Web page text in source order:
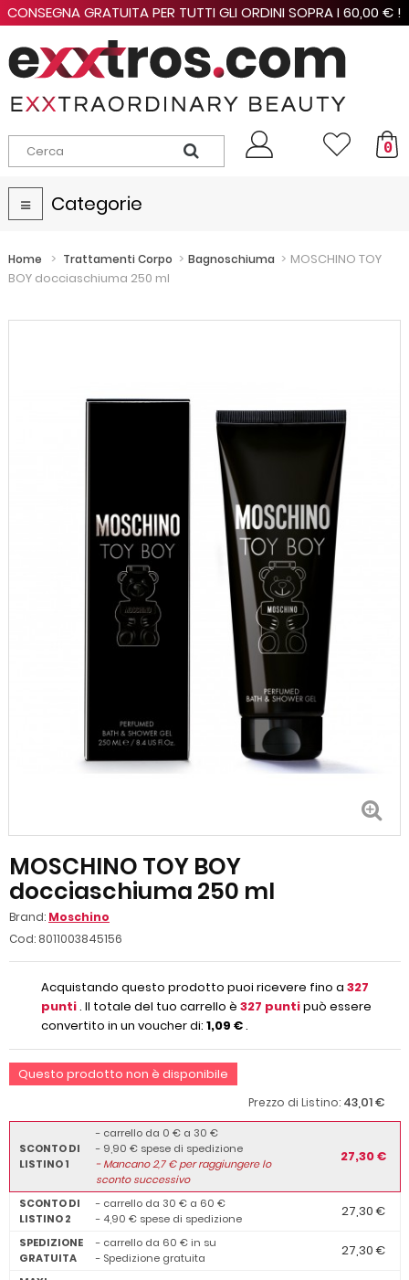
CONSEGNA GRATUITA PER TUTTI GLI ORDINI SOPRA I 60,00 € !
0
Navigazione
Toggle
Categorie
Home > Trattamenti Corpo > Bagnoschiuma > MOSCHINO TOY
BOY docciaschiuma 250 ml
MOSCHINO TOY BOY
docciaschiuma 250 ml
Brand: Moschino
Cod: 8011003845156
Acquistando questo prodotto puoi ricevere fino a 327
punti. Il totale del tuo carrello è 327 puntipuò essere
convertito in un voucher di: 1,09 €.
Questo prodotto non è disponibile
Prezzo di Listino: 43,01 €
SCONTO DI
LISTINO 1
- carrello da 0 € a 30 €
- 9,90 € spese di spedizione
-Mancano2,7€ per raggiungere lo
sconto successivo
27,30 €
SCONTO DI
LISTINO 2
- carrello da 30 € a 60 €
- 4,90 € spese di spedizione
27,30 €
SPEDIZIONE
GRATUITA
- carrello da 60 € in su
- Spedizione gratuita
27,30 €